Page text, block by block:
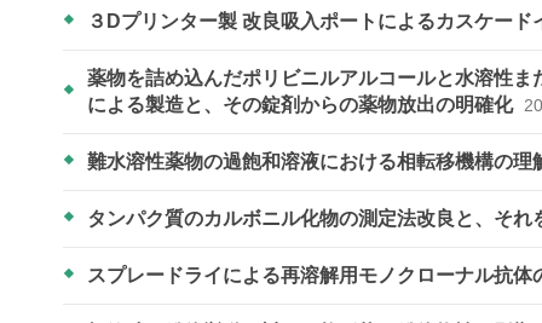
３Dプリンター製 改良吸入ポートによるカスケー
薬物を詰め込んだポリビニルアルコールと水溶性
による製造と、その錠剤からの薬物放出の明確化
難水溶性薬物の過飽和溶液における相転移機構の理
タンパク質のカルボニル化物の測定法改良と、そ
スプレードライによる再溶解用モノクローナル抗